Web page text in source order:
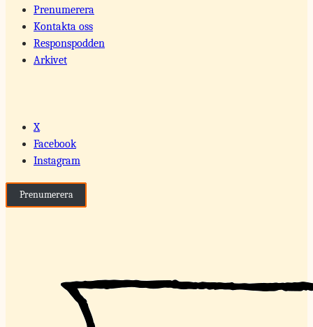
Prenumerera
Kontakta oss
Responspodden
Arkivet
X
Facebook
Instagram
Prenumerera